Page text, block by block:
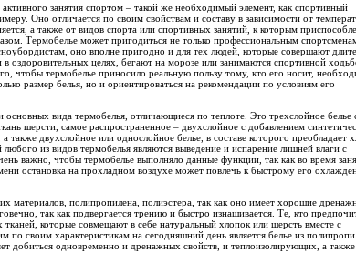
занятия спортом – такой же необходимый элемент, как спортивный
Оно отличается по своим свойствам и составу в зависимости от
а также от видов спорта или спортивных занятий, к которым
Термобелье может пригодиться не только профессиональным
оно вполне пригодно и для тех людей, которые совершают
оздоровительных целях, бегают на морозе или занимаются спортивной
чтобы термобелье приносило реальную пользу тому, кто его носит,
размер белья, но и ориентироваться на рекомендации по условиям его
основных вида термобелья, отличающиеся по теплоте. Это трехслойное белье
шерсти, самое распространенное – двухслойное с добавлением
также двухслойное или однослойное белье, в составе которого преобладает
любого из видов термобелья являются выведение и испарение лишней влаги с
важно, чтобы термобелье выполняло данные функции, так как во время
остановка на прохладном воздухе может повлечь к быстрому его
материалов, полипропилена, полиэстера, так как оно имеет хорошие
так как подвергается трению и быстро изнашивается. Те, кто
которые совмещают в себе натуральный хлопок или шерсть вместе с
своим характеристикам на сегодняшний день является белье из
добиться одновременно и дренажных свойств, и теплоизолирующих, а также